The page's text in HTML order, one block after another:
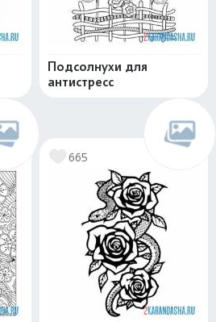
Подсолнухи для
антистресс
665